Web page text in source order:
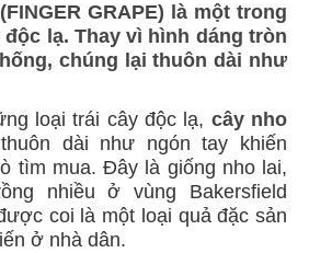
GRAPE) là một trong
lạ. Thay vì hình dáng tròn
chúng lại thuôn dài như
loại trái cây độc lạ, cây nho
dài như ngón tay khiến
tìm mua.Đây là giống nho lai,
nhiều ở vùng Bakersfield
coi là một loại quả đặc sản
ở nhà dân.